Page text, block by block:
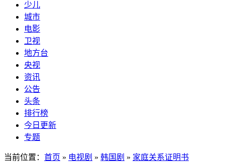
少儿
城市
电影
卫视
地方台
央视
资讯
公告
头条
排行榜
今日更新
专题
当前位置： 首页 » 电视剧 » 韩国剧 » 家庭关系证明书